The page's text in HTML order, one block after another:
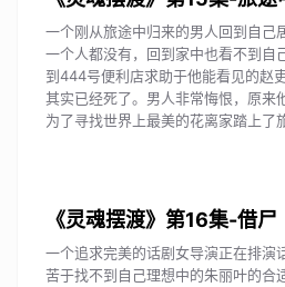
一个刚从旅途中归来的男人回到自己
一个人都没有，回到家中也看不到自
到444号便利店求助于他能看见的赵
其实已经死了。男人非常悔恨，原来
为了寻找世界上最美的花离家踏上了
《灵魂摆渡》第16集-借尸
一个追求完美的话剧女导演正在排演
苦于找不到自己理想中的朱丽叶的合